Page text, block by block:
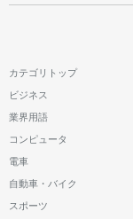
カテゴリトップ
ビジネス
業界用語
コンピュータ
電車
自動車・バイク
スポーツ